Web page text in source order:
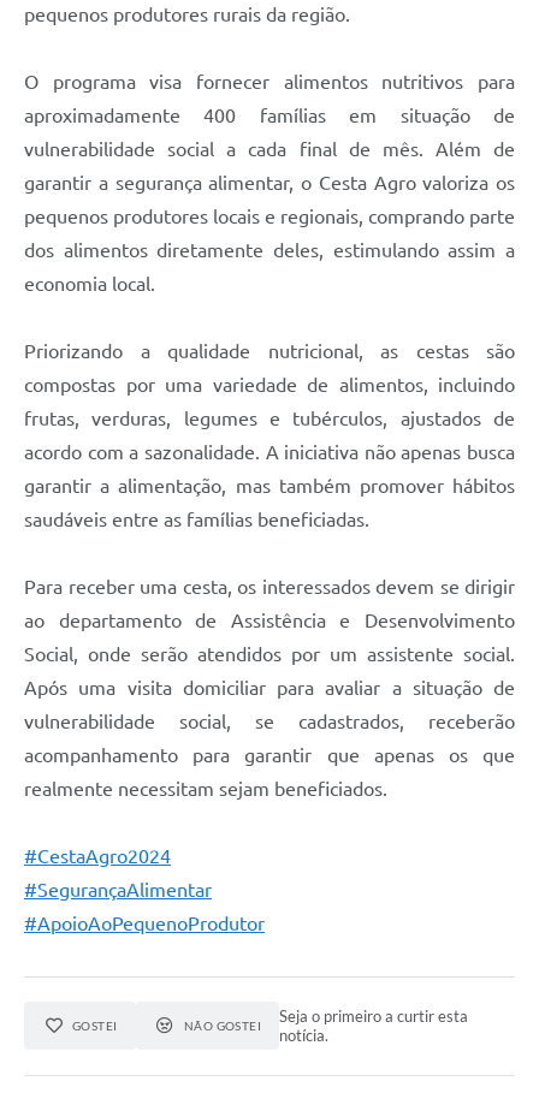
pequenos produtores rurais da região.
O programa visa fornecer alimentos nutritivos para
aproximadamente 400 famílias em situação de
vulnerabilidade social a cada final de mês. Além de
garantir a segurança alimentar, o Cesta Agro valoriza os
pequenos produtores locais e regionais, comprando parte
dos alimentos diretamente deles, estimulando assim a
economia local.
Priorizando a qualidade nutricional, as cestas são
compostas por uma variedade de alimentos, incluindo
frutas, verduras, legumes e tubérculos, ajustados de
acordo com a sazonalidade. A iniciativa não apenas busca
garantir a alimentação, mas também promover hábitos
saudáveis entre as famílias beneficiadas.
Para receber uma cesta, os interessados devem se dirigir
ao departamento de Assistência e Desenvolvimento
Social, onde serão atendidos por um assistente social.
Após uma visita domiciliar para avaliar a situação de
vulnerabilidade social, se cadastrados, receberão
acompanhamento para garantir que apenas os que
realmente necessitam sejam beneficiados.
#CestaAgro2024
#SegurançaAlimentar
#ApoioAoPequenoProdutor
GOSTEI NÃO GOSTEI
Seja o primeiro a curtir esta
notícia.